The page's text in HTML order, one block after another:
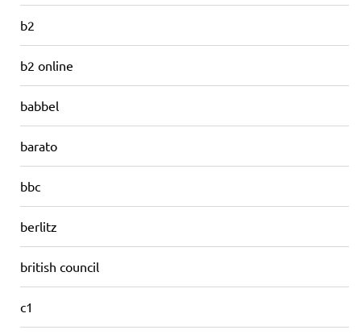
b2
b2 online
babbel
barato
bbc
berlitz
british council
c1